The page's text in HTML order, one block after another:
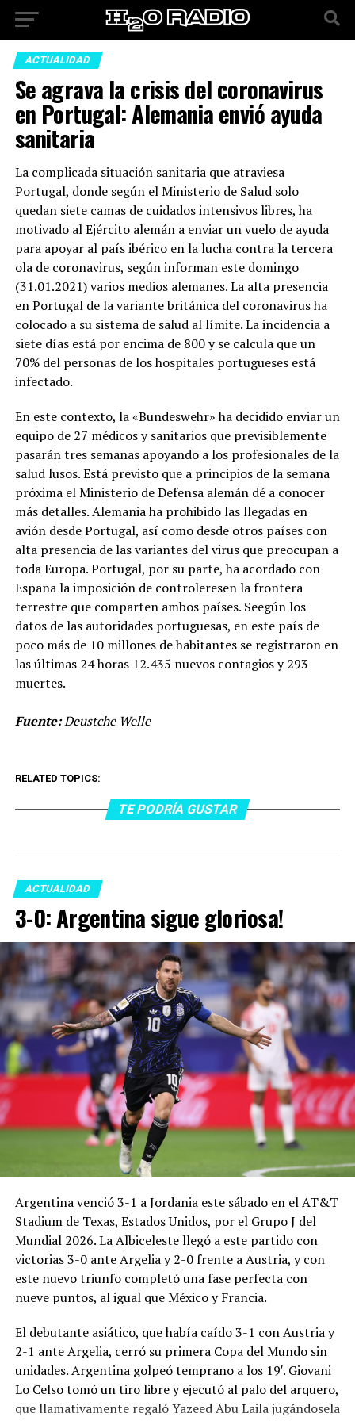
ACTUALIDAD
Se agrava la crisis del coronavirus
en Portugal: Alemania envió ayuda
sanitaria
La complicada situación sanitaria que atraviesa
Portugal, donde según el Ministerio de Salud solo
quedan siete camas de cuidados intensivos libres, ha
motivado al Ejército alemán a enviar un vuelo de ayuda
para apoyar al país ibérico en la lucha contra la tercera
ola de coronavirus, según informan este domingo
(31.01.2021) varios medios alemanes. La alta presencia
en Portugal de la variante británica del coronavirus ha
colocado a su sistema de salud al límite. La incidencia a
siete días está por encima de 800 y se calcula que un
70% del personas de los hospitales portugueses está
infectado.
En este contexto, la «Bundeswehr» ha decidido enviar un
equipo de 27 médicos y sanitarios que previsiblemente
pasarán tres semanas apoyando a los profesionales de la
salud lusos. Está previsto que a principios de la semana
próxima el Ministerio de Defensa alemán dé a conocer
más detalles. Alemania ha prohibido las llegadas en
avión desde Portugal, así como desde otros países con
alta presencia de las variantes del virus que preocupan a
toda Europa. Portugal, por su parte, ha acordado con
España la imposición de controleresen la frontera
terrestre que comparten ambos países. Seegún los
datos de las autoridades portuguesas, en este país de
poco más de 10 millones de habitantes se registraron en
las últimas 24 horas 12.435 nuevos contagios y 293
muertes.
Fuente:Deustche Welle
RELATED TOPICS:
TE PODRÍA GUSTAR
ACTUALIDAD
3-0: Argentina sigue gloriosa!
Argentina venció 3-1 a Jordania este sábado en el AT&T
Stadium de Texas, Estados Unidos, por el Grupo J del
Mundial 2026. La Albiceleste llegó a este partido con
victorias 3-0 ante Argelia y 2-0 frente a Austria, y con
este nuevo triunfo completó una fase perfecta con
nueve puntos, al igual que México y Francia.
El debutante asiático, que había caído 3-1 con Austria y
2-1 ante Argelia, cerró su primera Copa del Mundo sin
unidades. Argentina golpeó temprano a los 19′. Giovani
Lo Celso tomó un tiro libre y ejecutó al palo del arquero,
que llamativamente regaló Yazeed Abu Laila jugándosela